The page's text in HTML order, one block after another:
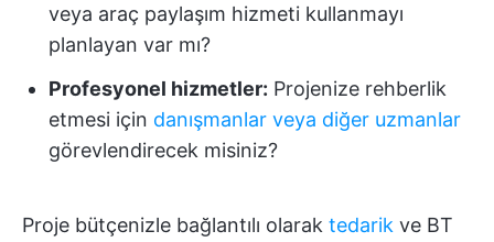
veya araç paylaşım hizmeti kullanmayı
planlayan var mı?
Profesyonel hizmetler: Projenize rehberlik
etmesi için danışmanlar veya diğer uzmanlar
görevlendirecek misiniz?
Proje bütçenizle bağlantılı olarak tedarik ve BT